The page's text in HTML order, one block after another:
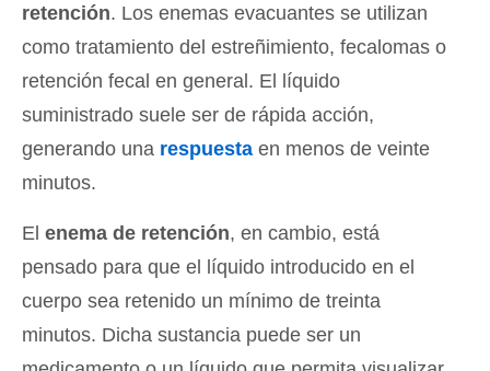
retención. Los enemas evacuantes se utilizan
como tratamiento del estreñimiento, fecalomas o
retención fecal en general. El líquido
suministrado suele ser de rápida acción,
generando una respuesta en menos de veinte
minutos.
El enema de retención, en cambio, está
pensado para que el líquido introducido en el
cuerpo sea retenido un mínimo de treinta
minutos. Dicha sustancia puede ser un